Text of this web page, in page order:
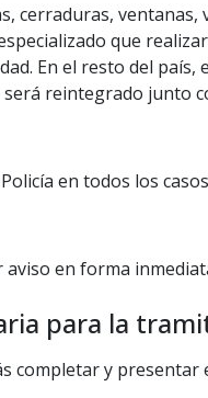
cerraduras,
que
En el resto del
reintegrado junto
en todos los
aviso en forma
para la
completar y presentar